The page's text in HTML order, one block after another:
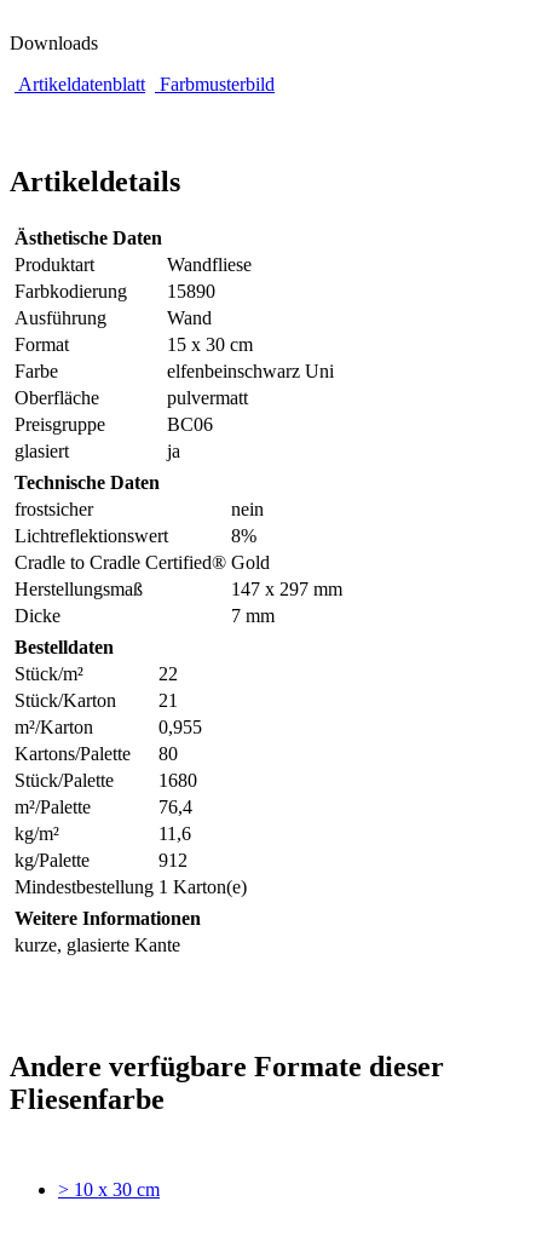
Downloads
Artikeldatenblatt
Farbmusterbild
Artikeldetails
Ästhetische Daten
Produktart
Wandfliese
Farbkodierung
15890
Ausführung
Wand
Format
15 x 30 cm
Farbe
elfenbeinschwarz Uni
Oberfläche
pulvermatt
Preisgruppe
BC06
glasiert
ja
Technische Daten
frostsicher
nein
Lichtreflektionswert
8%
Cradle to Cradle Certified® Gold
Herstellungsmaß
147 x 297 mm
Dicke
7 mm
Bestelldaten
Stück/m²
22
Stück/Karton
21
m²/Karton
0,955
Kartons/Palette
80
Stück/Palette
1680
m²/Palette
76,4
kg/m²
11,6
kg/Palette
912
Mindestbestellung 1 Karton(e)
Weitere Informationen
kurze, glasierte Kante
Andere verfügbare Formate dieser
Fliesenfarbe
> 10 x 30 cm